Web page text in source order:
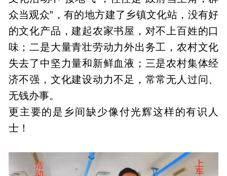
众当观众”，有的地方建了乡镇文化站，没有好
的文化产品，建起农家书屋，对不上百姓的口
味；二是大量青壮劳动力外出务工，农村文化
失去了中坚力量和新鲜血液；三是农村集体经
济不强，文化建设动力不足，常常无人过问、
无钱办事。
更主要的是乡间缺少像付光辉这样的有识人
士！